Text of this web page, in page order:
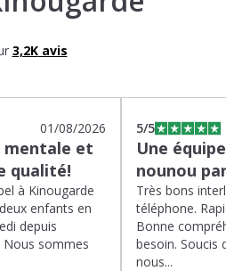
3,2Kavis
01/08/2026
mentale et
qualité!
à Kinougarde
enfants en
depuis
Nous sommes
5/5
Une
nounou
Très bons
téléphone.
Bonne
besoin. Soucis
nous...